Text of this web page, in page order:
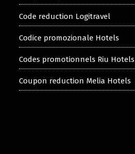
Code reduction Logitravel
Codice promozionale Hotels
Codes promotionnels Riu Hotels
Coupon reduction Melia Hotels